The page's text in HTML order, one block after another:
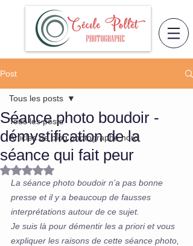
Post
Tous les posts
Articles de blog photographe nord
Tous les posts
Séance photo boudoir -
démystification de la
séance qui fait peur
Noté NaN étoiles sur 5.
La séance photo boudoir n’a pas bonne
presse et il y a beaucoup de fausses
interprétations autour de ce sujet.
Je suis là pour démentir les a priori et vous
expliquer les raisons de cette séance photo,